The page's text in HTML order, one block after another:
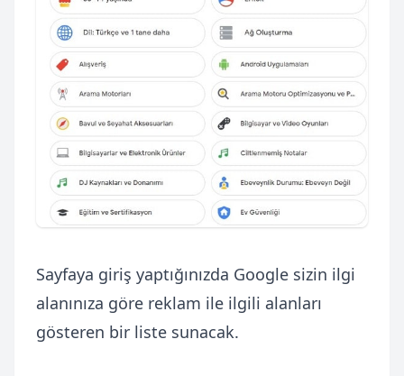
Sayfaya giriş yaptığınızda Google sizin ilgi
alanınıza göre reklam ile ilgili alanları
gösteren bir liste sunacak.